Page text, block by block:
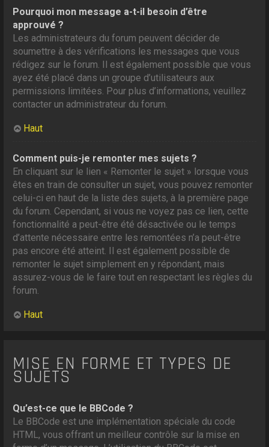
Pourquoi mon message a-t-il besoin d’être
approuvé ?
Les administrateurs du forum peuvent décider de
soumettre à des vérifications les messages que vous
rédigez sur le forum. Il est également possible que vous
ayez été placé dans un groupe d’utilisateurs aux
permissions limitées. Pour plus d’informations, veuillez
contacter un administrateur du forum.
Haut
Comment puis-je remonter mes sujets ?
En cliquant sur le lien « Remonter le sujet » lorsque vous
êtes en train de consulter un sujet, vous pouvez remonter
celui-ci en haut de la liste des sujets, à la première page
du forum. Cependant, si vous ne voyez pas ce lien, cette
fonctionnalité a peut-être été désactivée ou le temps
d’attente nécessaire entre les remontées n’a peut-être
pas encore été atteint. Il est également possible de
remonter le sujet simplement en y répondant, mais
assurez-vous de le faire tout en respectant les règles du
forum.
Haut
MISE EN FORME ET TYPES DE
SUJETS
Qu’est-ce que le BBCode ?
Le BBCode est une implémentation spéciale du code
HTML, vous offrant un meilleur contrôle sur la mise en